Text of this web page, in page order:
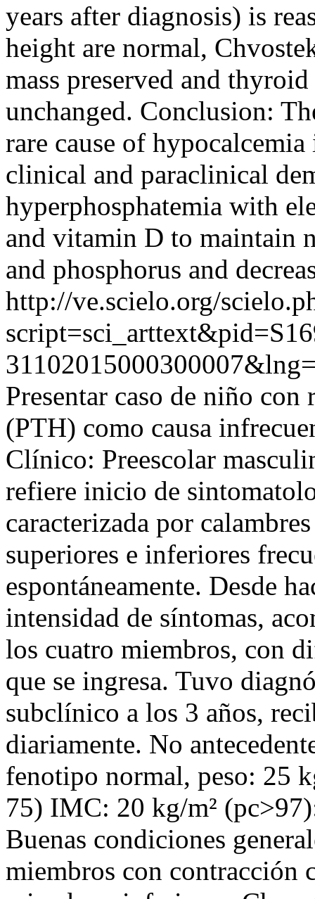
years after diagnosis) is
height are normal,
mass preserved and
unchanged. Conclusion:
rare cause of
clinical and paraclinical
hyperphosphatemia with
and vitamin D to maintain
and phosphorus and
http://ve.scielo.org/
Presentar caso de niño con
(PTH) como causa
Clínico: Preescolar
refiere inicio de
caracterizada por
superiores e inferiores
espontáneamente. Desde
intensidad de síntomas,
los cuatro miembros, con
que se ingresa. Tuvo
subclínico a los 3 años,
diariamente. No
fenotipo normal, peso: 25
75) IMC: 20 kg/m²
Buenas condiciones
miembros con contracción